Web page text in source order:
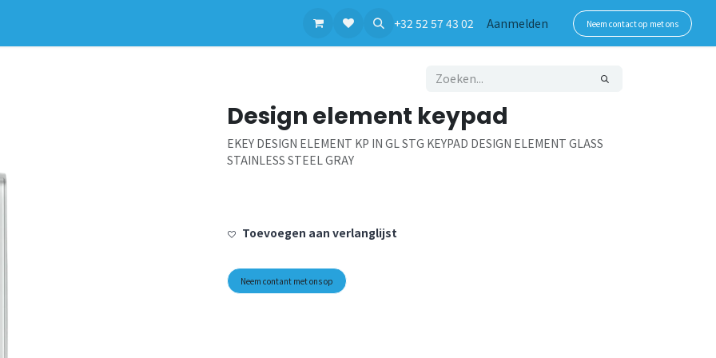
+32 52 57 43 02 Aanmelden Neem contact op met ons
Design element keypad
EKEY DESIGN ELEMENT KP IN GL STG KEYPAD DESIGN ELEMENT GLASS
STAINLESS STEEL GRAY
Toevoegen aan verlanglijst
Neem contant met ons op